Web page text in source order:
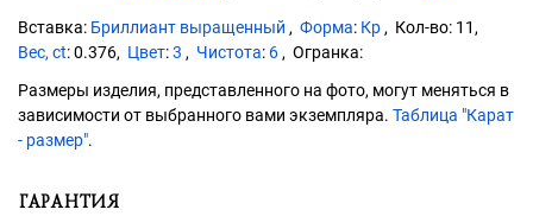
Бриллиант выращенный Форма: Кр
11
Вес, ct:0.376 Цвет:3 Чистота: 6
Размеры изделия, представленного на фото, могут меняться в
зависимости от выбранного вами экземпляра. Таблица "Карат
- размер".
ГАРАНТИЯ